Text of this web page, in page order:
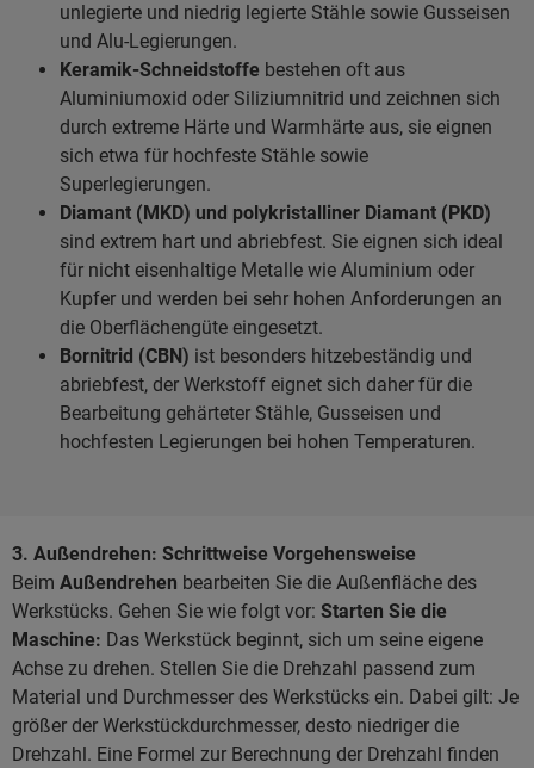
unlegierte und niedrig legierte Stähle sowie Gusseisen
und Alu-Legierungen.
Keramik-Schneidstoffe bestehen oft aus
Aluminiumoxid oder Siliziumnitrid und zeichnen sich
durch extreme Härte und Warmhärte aus, sie eignen
sich etwa für hochfeste Stähle sowie
Superlegierungen.
Diamant (MKD) und polykristalliner Diamant (PKD)
sind extrem hart und abriebfest. Sie eignen sich ideal
für nicht eisenhaltige Metalle wie Aluminium oder
Kupfer und werden bei sehr hohen Anforderungen an
die Oberflächengüte eingesetzt.
Bornitrid (CBN) ist besonders hitzebeständig und
abriebfest, der Werkstoff eignet sich daher für die
Bearbeitung gehärteter Stähle, Gusseisen und
hochfesten Legierungen bei hohen Temperaturen.
3. Außendrehen: Schrittweise Vorgehensweise
Beim Außendrehen bearbeiten Sie die Außenfläche des
Werkstücks. Gehen Sie wie folgt vor: Starten Sie die
Maschine: Das Werkstück beginnt, sich um seine eigene
Achse zu drehen. Stellen Sie die Drehzahl passend zum
Material und Durchmesser des Werkstücks ein. Dabei gilt: Je
größer der Werkstückdurchmesser, desto niedriger die
Drehzahl. Eine Formel zur Berechnung der Drehzahl finden